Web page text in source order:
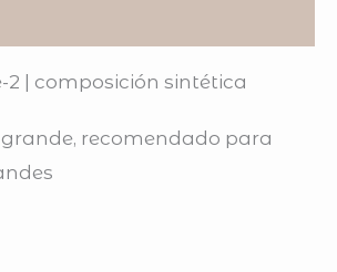
| composición sintética
grande, recomendado para